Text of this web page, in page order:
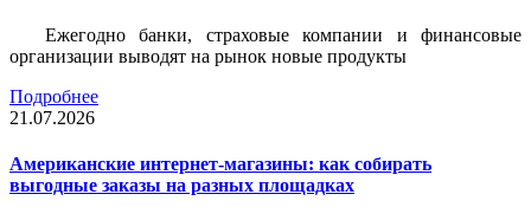
Ежегодно банки, страховые компании и финансовые
организации выводят на рынок новые продукты
Подробнее
21.07.2026
Американские интернет-магазины: как собирать
выгодные заказы на разных площадках